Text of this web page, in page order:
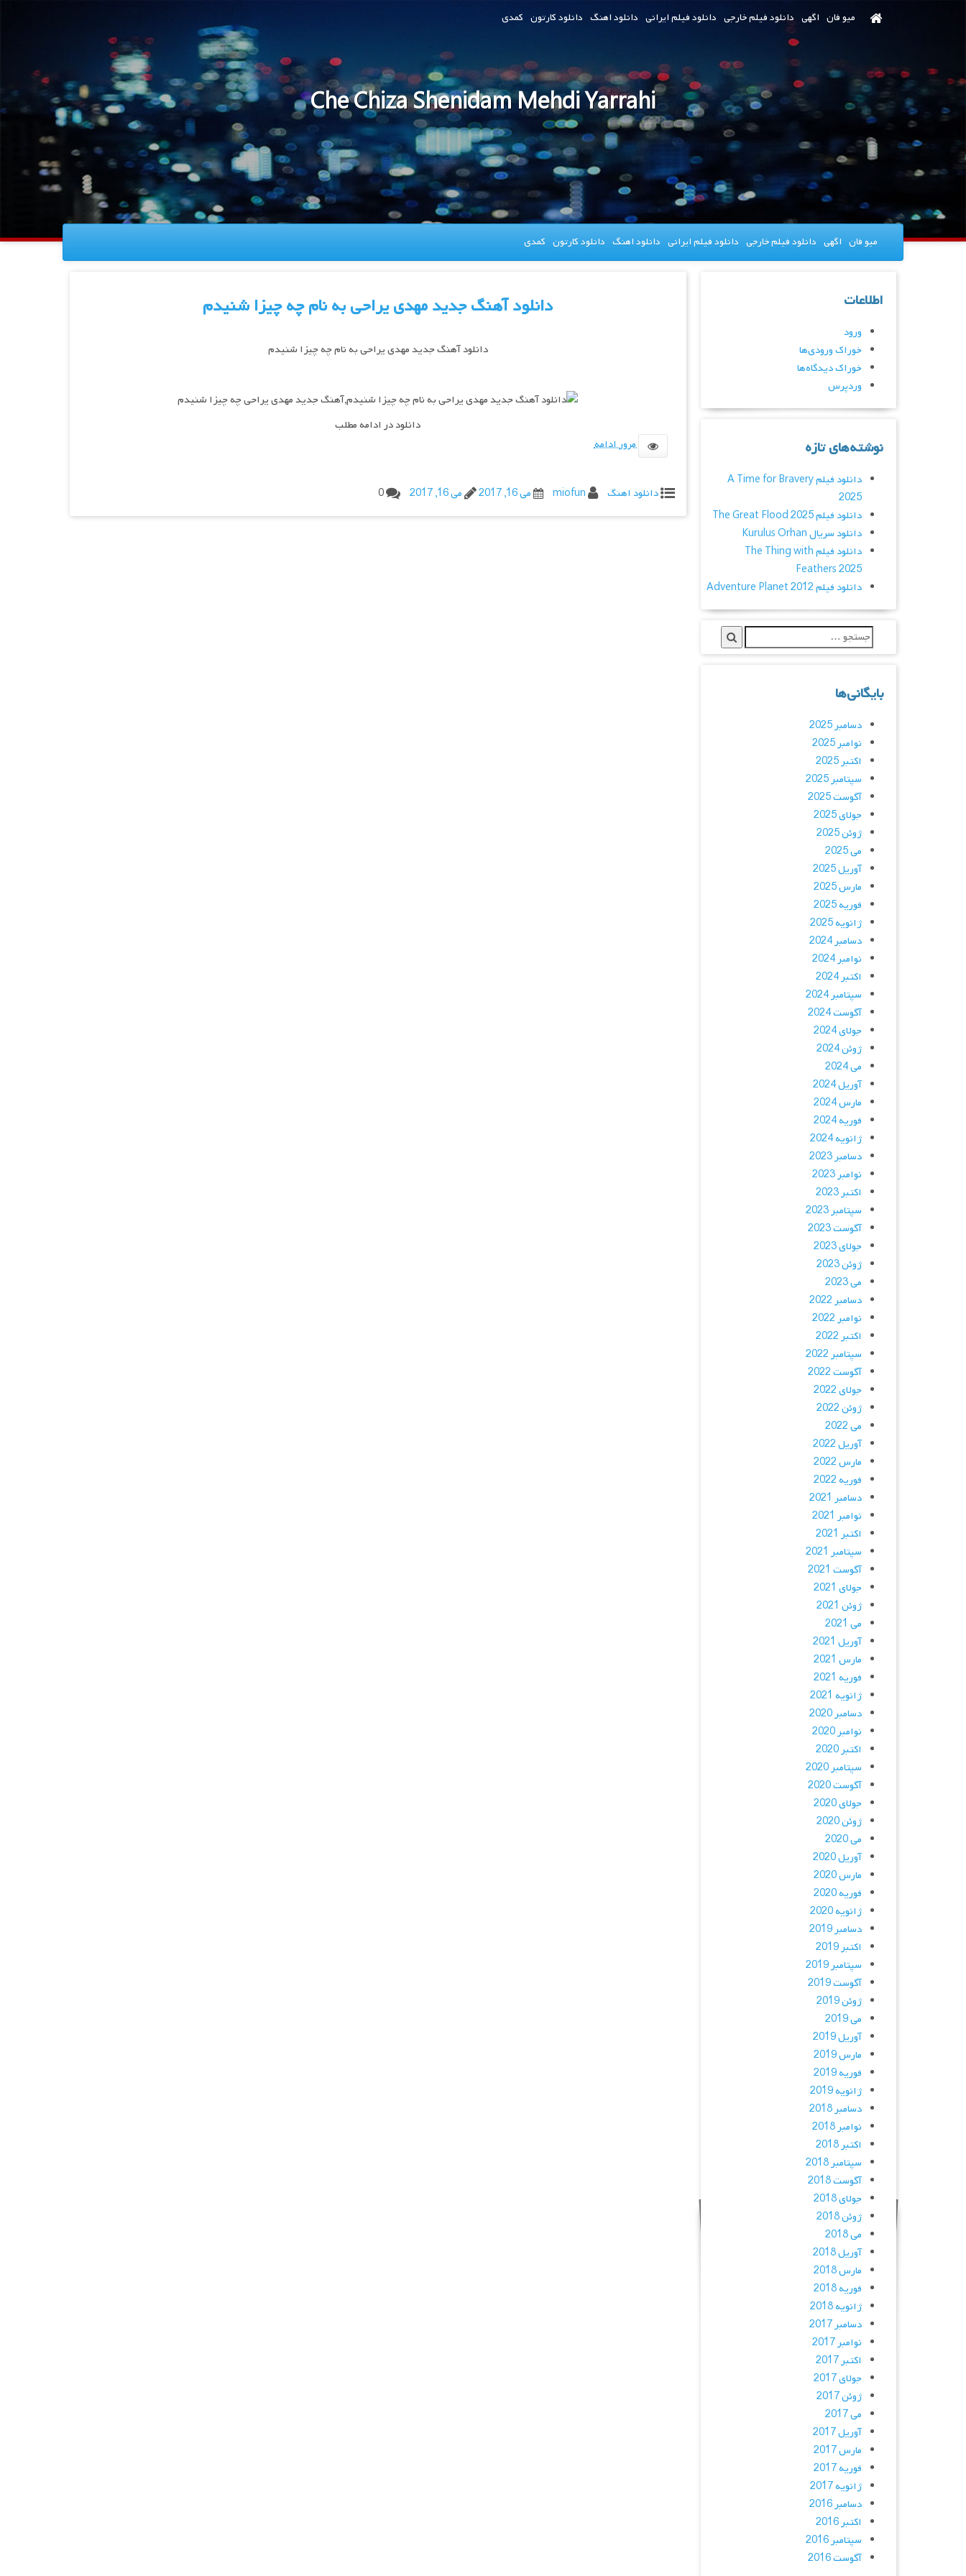
میو فان اگهی دانلود فیلم خارجی دانلود فیلم ایرانی دانلود اهنگ دانلود کارتون کمدی
Che Chiza Shenidam Mehdi Yarrahi
میو فان اگهی دانلود فیلم خارجی دانلود فیلم ایرانی دانلود اهنگ دانلود کارتون کمدی
دانلود آهنگ جدید مهدی یراحی به نام چه چیزا شنیدم
دانلود آهنگ جدید مهدی یراحی به نام چه چیزا شنیدم
دانلود در ادامه مطلب
مرور ادامه
دانلود اهنگ miofun می 16, 2017 می 16, 2017 0
اطلاعات
ورود
خوراک ورودی‌ها
خوراک دیدگاه‌ها
وردپرس
نوشته‌های تازه
دانلود فیلم A Time for Bravery
2025
دانلود فیلم The Great Flood 2025
دانلود سریال Kurulus Orhan
دانلود فیلم The Thing with
Feathers 2025
دانلود فیلم Adventure Planet 2012
بایگانی‌ها
دسامبر 2025
نوامبر 2025
اکتبر 2025
سپتامبر 2025
آگوست 2025
جولای 2025
ژوئن 2025
می 2025
آوریل 2025
مارس 2025
فوریه 2025
ژانویه 2025
دسامبر 2024
نوامبر 2024
اکتبر 2024
سپتامبر 2024
آگوست 2024
جولای 2024
ژوئن 2024
می 2024
آوریل 2024
مارس 2024
فوریه 2024
ژانویه 2024
دسامبر 2023
نوامبر 2023
اکتبر 2023
سپتامبر 2023
آگوست 2023
جولای 2023
ژوئن 2023
می 2023
دسامبر 2022
نوامبر 2022
اکتبر 2022
سپتامبر 2022
آگوست 2022
جولای 2022
ژوئن 2022
می 2022
آوریل 2022
مارس 2022
فوریه 2022
دسامبر 2021
نوامبر 2021
اکتبر 2021
سپتامبر 2021
آگوست 2021
جولای 2021
ژوئن 2021
می 2021
آوریل 2021
مارس 2021
فوریه 2021
ژانویه 2021
دسامبر 2020
نوامبر 2020
اکتبر 2020
سپتامبر 2020
آگوست 2020
جولای 2020
ژوئن 2020
می 2020
آوریل 2020
مارس 2020
فوریه 2020
ژانویه 2020
دسامبر 2019
اکتبر 2019
سپتامبر 2019
آگوست 2019
ژوئن 2019
می 2019
آوریل 2019
مارس 2019
فوریه 2019
ژانویه 2019
دسامبر 2018
نوامبر 2018
اکتبر 2018
سپتامبر 2018
آگوست 2018
جولای 2018
ژوئن 2018
می 2018
آوریل 2018
مارس 2018
فوریه 2018
ژانویه 2018
دسامبر 2017
نوامبر 2017
اکتبر 2017
جولای 2017
ژوئن 2017
می 2017
آوریل 2017
مارس 2017
فوریه 2017
ژانویه 2017
دسامبر 2016
اکتبر 2016
سپتامبر 2016
آگوست 2016